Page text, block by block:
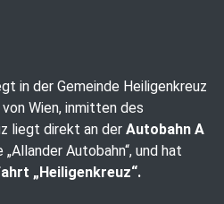
in der Gemeinde Heiligenkreuz
Wien, inmitten des
liegt direkt an der Autobahn A
Autobahn“, und hat
„Heiligenkreuz“.